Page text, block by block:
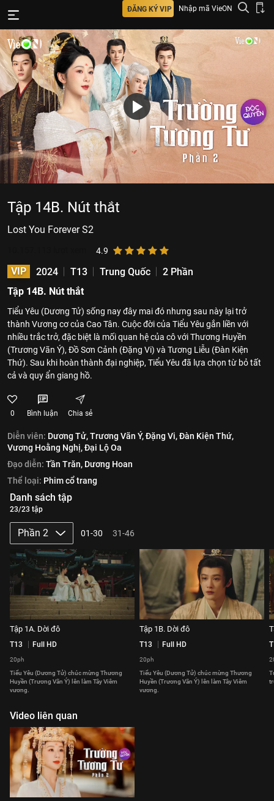
ĐĂNG KÝ VIP Nhập mã VieON
Tập 14B. Nút thắt
Lost You Forever S2
4.9
VIP 2024 T13 Trung Quốc
2 Phần
Tập 14B. Nút thắt
Tiểu Yêu (Dương Tử) sống nay đây mai đó nhưng sau này lại trở
thành Vương cơ của Cao Tân. Cuộc đời của Tiểu Yêu gắn liền với
nhiều trắc trở, đặc biệt là mối quan hệ của cô với Thương Huyền
(Trương Vãn Ý), Đồ Sơn Cảnh (Đặng Vi) và Tương Liễu (Đàn Kiện
Thứ). Sau khi hoàn thành đại nghiệp, Tiểu Yêu đã lựa chọn từ bỏ tất
cả và quy ẩn giang hồ.
0 Bình luận Chia sẻ
Diễn viên: Dương Tử,Trương Vãn Ý,Đặng Vi,Đàn Kiện Thứ,
Vương Hoằng Nghị,Đại Lộ Oa
Đạo diễn: Tần Trăn, Dương Hoan
Thể loại: Phim cổ trang
Danh sách tập
23/23 tập
Phần 2 01-30 31-46
Tập 1A. Dời đô
T13 Full HD
20ph
Tiểu Yêu (Dương Tử) chúc mừng Thương
Huyền (Trương Vãn Ý) lên làm Tây Viêm
vương.
Tập 1B. Dời đô
T13 Full HD
20ph
Tiểu Yêu (Dương Tử) chúc mừng Thương
Huyền (Trương Vãn Ý) lên làm Tây Viêm
vương.
Video liên quan